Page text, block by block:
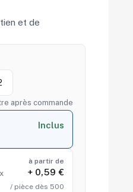
et de
après commande
Inclus
à partir de
+ 0,59 €
/ pièce dès 500